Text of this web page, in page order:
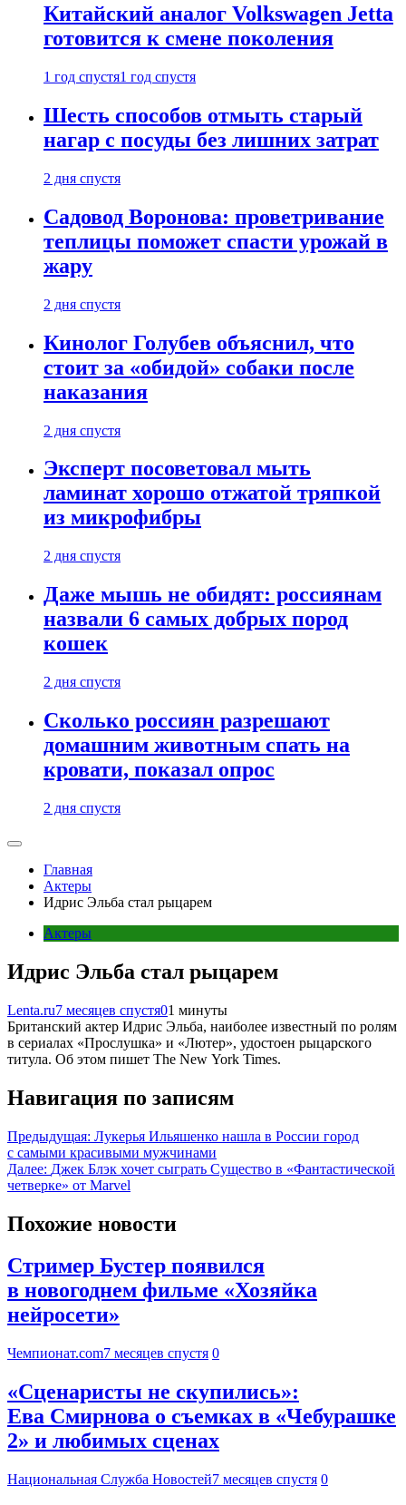
Китайский аналог Volkswagen Jetta
готовится к смене поколения
1 год спустя1 год спустя
Шесть способов отмыть старый
нагар с посуды без лишних затрат
2 дня спустя
Садовод Воронова: проветривание
теплицы поможет спасти урожай в
жару
2 дня спустя
Кинолог Голубев объяснил, что
стоит за «обидой» собаки после
наказания
2 дня спустя
Эксперт посоветовал мыть
ламинат хорошо отжатой тряпкой
из микрофибры
2 дня спустя
Даже мышь не обидят: россиянам
назвали 6 самых добрых пород
кошек
2 дня спустя
Сколько россиян разрешают
домашним животным спать на
кровати, показал опрос
2 дня спустя
Главная
Актеры
Идрис Эльба стал рыцарем
Актеры
Идрис Эльба стал рыцарем
Lenta.ru7 месяцев спустя01 минуты
Британский актер Идрис Эльба, наиболее известный по ролям
в сериалах «Прослушка» и «Лютер», удостоен рыцарского
титула. Об этом пишет The New York Times.
Навигация по записям
Предыдущая: Лукерья Ильяшенко нашла в России город
с самыми красивыми мужчинами
Далее: Джек Блэк хочет сыграть Существо в «Фантастической
четверке» от Marvel
Похожие новости
Стример Бустер появился
в новогоднем фильме «Хозяйка
нейросети»
Чемпионат.com7 месяцев спустя 0
«Сценаристы не скупились»:
Ева Смирнова о съемках в «Чебурашке
2» и любимых сценах
Национальная Служба Новостей7 месяцев спустя 0